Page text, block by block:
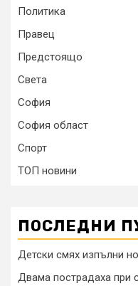
Политика
Правец
Предстоящо
Света
София
София област
Спорт
ТОП новини
ПОСЛЕДНИ
Детски смях изпълни
Двама пострадаха при